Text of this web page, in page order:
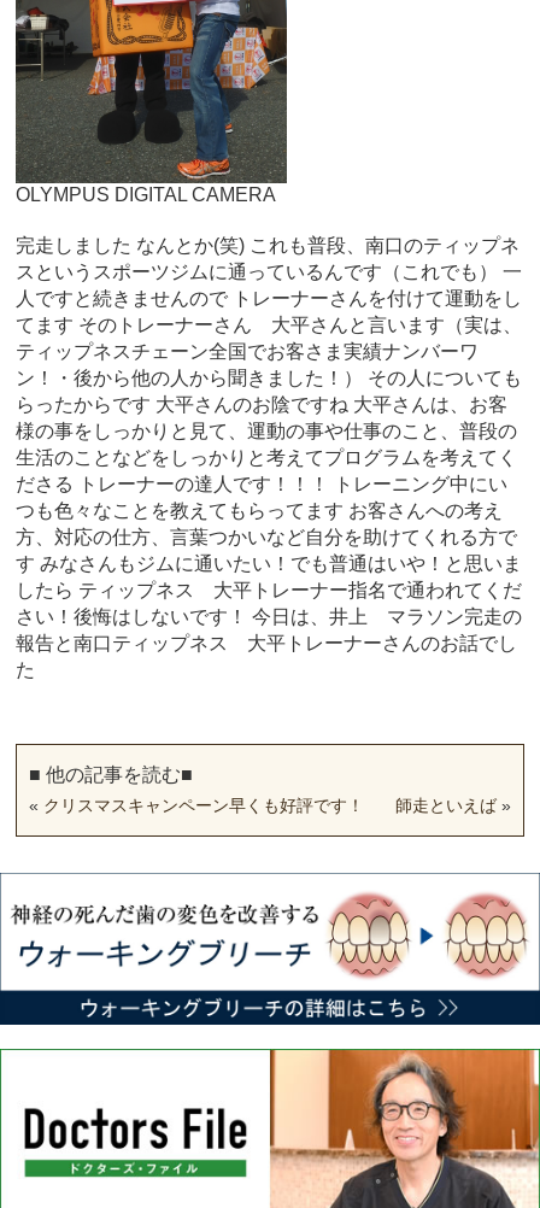
OLYMPUS DIGITAL CAMERA
完走しました なんとか(笑) これも普段、南口のティップネ
スというスポーツジムに通っているんです（これでも） 一
人ですと続きませんので トレーナーさんを付けて運動をし
てます そのトレーナーさん 大平さんと言います（実は、
ティップネスチェーン全国でお客さま実績ナンバーワ
ン！・後から他の人から聞きました！） その人についても
らったからです 大平さんのお陰ですね 大平さんは、お客
様の事をしっかりと見て、運動の事や仕事のこと、普段の
生活のことなどをしっかりと考えてプログラムを考えてく
ださる トレーナーの達人です！！！ トレーニング中にい
つも色々なことを教えてもらってます お客さんへの考え
方、対応の仕方、言葉つかいなど自分を助けてくれる方で
す みなさんもジムに通いたい！でも普通はいや！と思いま
したら ティップネス 大平トレーナー指名で通われてくだ
さい！後悔はしないです！ 今日は、井上 マラソン完走の
報告と南口ティップネス 大平トレーナーさんのお話でし
た
■ 他の記事を読む■
« クリスマスキャンペーン早くも好評です！ 師走といえば»